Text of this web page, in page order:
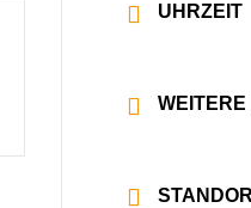
UHRZEIT
WEITERE